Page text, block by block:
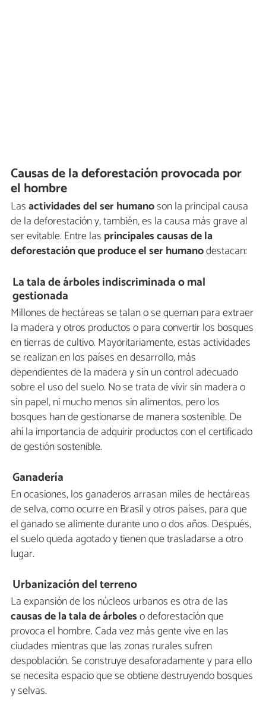
Causas de la deforestación provocada por
el hombre
Lasactividades del ser humanoson la principal causa
de la deforestación y, también, es la causa más grave al
ser evitable. Entre las principales causas de la
deforestación que produce el ser humanodestacan:
La tala de árboles indiscriminada o mal
gestionada
Millones de hectáreas se talan o se queman para extraer
la madera y otros productos o para convertir los bosques
en tierras de cultivo. Mayoritariamente, estas actividades
se realizan en los países en desarrollo, más
dependientes de la madera y sin un control adecuado
sobre el uso del suelo. No se trata de vivir sin madera o
sin papel, ni mucho menos sin alimentos, pero los
bosques han de gestionarse de manera sostenible. De
ahí la importancia de adquirir productos con el certificado
de gestión sostenible.
Ganadería
En ocasiones, los ganaderos arrasan miles de hectáreas
de selva, como ocurre en Brasil y otros países, para que
el ganado se alimente durante uno o dos años. Después,
el suelo queda agotado y tienen que trasladarse a otro
lugar.
Urbanización del terreno
La expansión de los núcleos urbanos es otra de las
causas de la tala de árboleso deforestación que
provoca el hombre. Cada vez más gente vive en las
ciudades mientras que las zonas rurales sufren
despoblación. Se construye desaforadamente y para ello
se necesita espacio que se obtiene destruyendo bosques
y selvas.